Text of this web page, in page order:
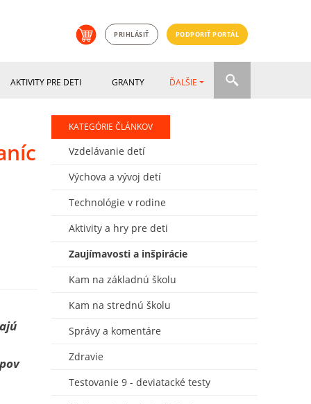
PRIHLÁSIŤ PODPORIŤ PORTÁL
AKTIVITY PRE DETI GRANTY ĎALŠIE
KATEGÓRIE ČLÁNKOV
Vzdelávanie detí
Výchova a vývoj detí
Technológie v rodine
Aktivity a hry pre deti
Zaujímavosti a inšpirácie
Kam na základnú školu
Kam na strednú školu
Správy a komentáre
Zdravie
Testovanie 9 - deviatacké testy